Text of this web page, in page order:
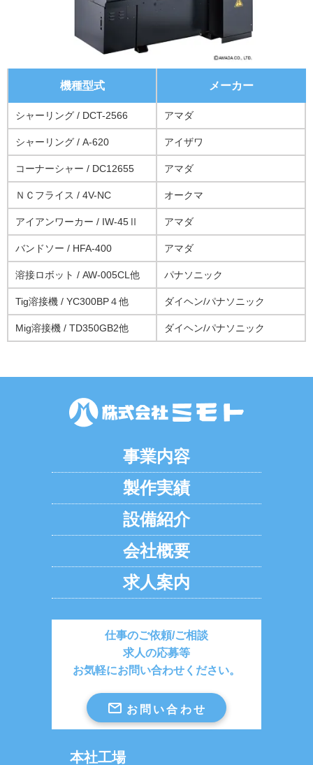
機種型式 メーカー
シャーリング / DCT-2566 アマダ
シャーリング / A-620 アイザワ
コーナーシャー / DC12655 アマダ
ＮＣフライス / 4V-NC オークマ
アイアンワーカー / IW-45Ⅱ アマダ
バンドソー / HFA-400 アマダ
溶接ロボット / AW-005CL他 パナソニック
Tig溶接機 / YC300BP４他 ダイヘン/パナソニック
Mig溶接機 / TD350GB2他 ダイヘン/パナソニック
事業内容
製作実績
設備紹介
会社概要
求人案内
仕事のご依頼/ご相談
求人の応募等
お気軽にお問い合わせください。
mail お問い合わせ
本社工場